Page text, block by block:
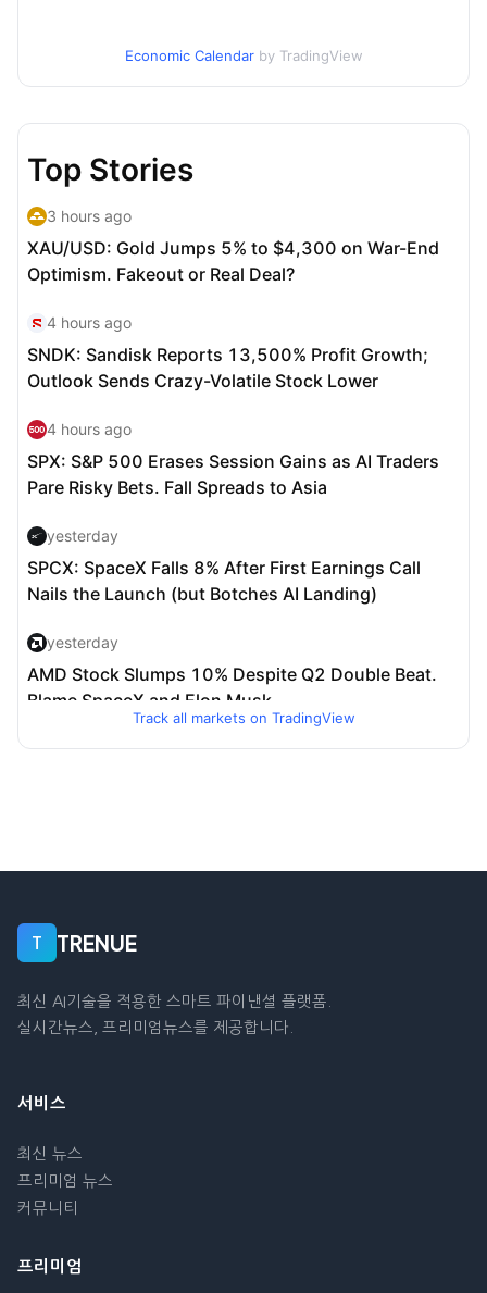
Economic Calendar by TradingView
Track all markets on TradingView
T TRENUE
최신 AI기술을 적용한 스마트 파이낸셜 플랫폼.
실시간뉴스, 프리미엄뉴스를 제공합니다.
서비스
최신 뉴스
프리미엄 뉴스
커뮤니티
프리미엄